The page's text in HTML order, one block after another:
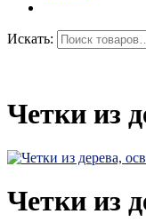
Искать:
Четки из
Четки из